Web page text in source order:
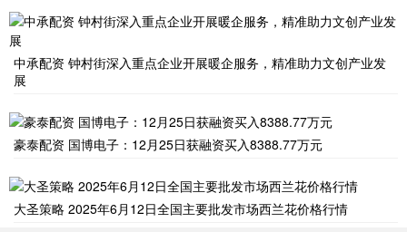
中承配资 钟村街深入重点企业开展暖企服务，精准助力文创产业发
展
豪泰配资 国博电子：12月25日获融资买入8388.77万元
大圣策略 2025年6月12日全国主要批发市场西兰花价格行情